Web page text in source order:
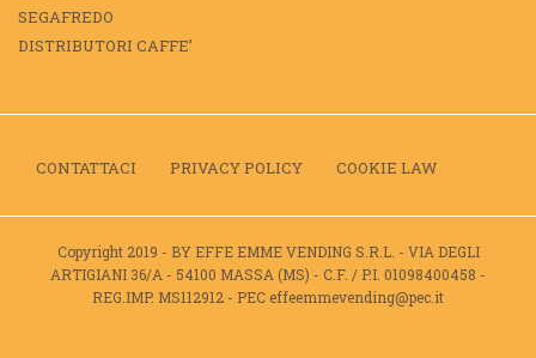
SEGAFREDO
DISTRIBUTORI CAFFE’
CONTATTACI PRIVACY POLICY COOKIE LAW
Copyright 2019 - BY EFFE EMME VENDING S.R.L. - VIA DEGLI
ARTIGIANI 36/A - 54100 MASSA (MS) - C.F. / P.I. 01098400458 -
REG.IMP. MS112912 - PEC effeemmevending@pec.it